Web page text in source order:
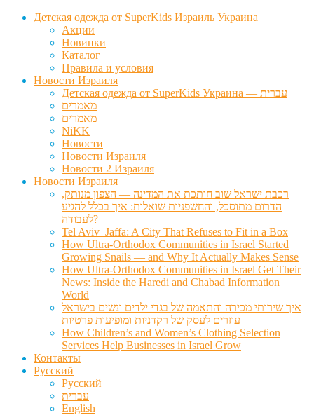
Детская одежда от SuperKids Израиль Украина
Акции
Новинки
Каталог
Правила и условия
Новости Израиля
Детская одежда от SuperKids Украина — עברית
מאמרים
מאמרים
NiKK
Новости
Новости Израиля
Новости 2 Израиля
Новости Израиля
רכבת ישראל שוב חותכת את המדינה — הצפון מנותק,
הדרום מתוסכל, והחשפניות שואלות: איך בכלל להגיע
לעבודה?
Tel Aviv–Jaffa: A City That Refuses to Fit in a Box
How Ultra-Orthodox Communities in Israel Started
Growing Snails — and Why It Actually Makes Sense
How Ultra-Orthodox Communities in Israel Get Their
News: Inside the Haredi and Chabad Information
World
איך שירותי מכירה והתאמה של בגדי ילדים ונשים בישראל
עוזרים לעסק של רקדניות ומופיעות פרטיות
How Children’s and Women’s Clothing Selection
Services Help Businesses in Israel Grow
Контакты
Русский
Русский
עברית
English